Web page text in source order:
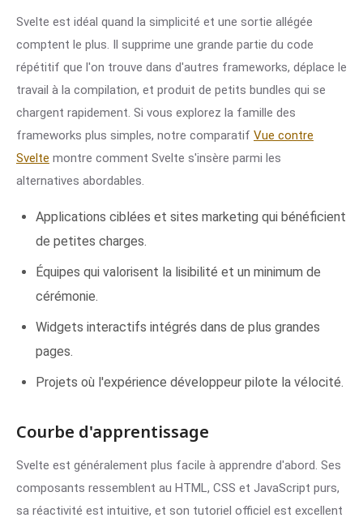
Svelte est idéal quand la simplicité et une sortie allégée
comptent le plus. Il supprime une grande partie du code
répétitif que l'on trouve dans d'autres frameworks, déplace le
travail à la compilation, et produit de petits bundles qui se
chargent rapidement. Si vous explorez la famille des
frameworks plus simples, notre comparatif Vue contre
Svelte montre comment Svelte s'insère parmi les
alternatives abordables.
Applications ciblées et sites marketing qui bénéficient
de petites charges.
Équipes qui valorisent la lisibilité et un minimum de
cérémonie.
Widgets interactifs intégrés dans de plus grandes
pages.
Projets où l'expérience développeur pilote la vélocité.
Courbe d'apprentissage
Svelte est généralement plus facile à apprendre d'abord. Ses
composants ressemblent au HTML, CSS et JavaScript purs,
sa réactivité est intuitive, et son tutoriel officiel est excellent